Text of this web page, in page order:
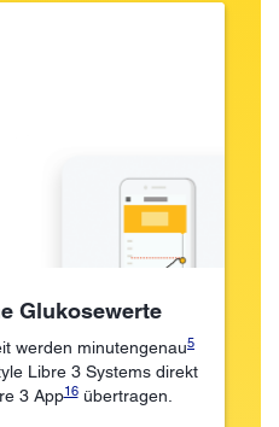
Glukosewerte
werden minutengenau5
Libre 3 Systems direkt
3 App16übertragen.